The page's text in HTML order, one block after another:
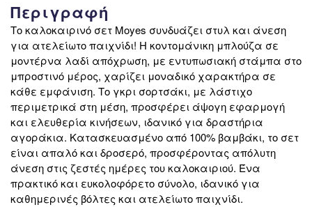
Περιγραφή
Το καλοκαιρινό σετ Moyes συνδυάζει στυλ και άνεση
για ατελείωτο παιχνίδι! Η κοντομάνικη μπλούζα σε
μοντέρνα λαδί απόχρωση, με εντυπωσιακή στάμπα στο
μπροστινό μέρος, χαρίζει μοναδικό χαρακτήρα σε
κάθε εμφάνιση. Το γκρι σορτσάκι, με λάστιχο
περιμετρικά στη μέση, προσφέρει άψογη εφαρμογή
και ελευθερία κινήσεων, ιδανικό για δραστήρια
αγοράκια. Κατασκευασμένο από 100% βαμβάκι, το σετ
είναι απαλό και δροσερό, προσφέροντας απόλυτη
άνεση στις ζεστές ημέρες του καλοκαιριού. Ένα
πρακτικό και ευκολοφόρετο σύνολο, ιδανικό για
καθημερινές βόλτες και ατελείωτο παιχνίδι.